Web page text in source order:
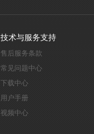
技术与服务支持
售后服务条款
常见问题中心
下载中心
用户手册
视频中心